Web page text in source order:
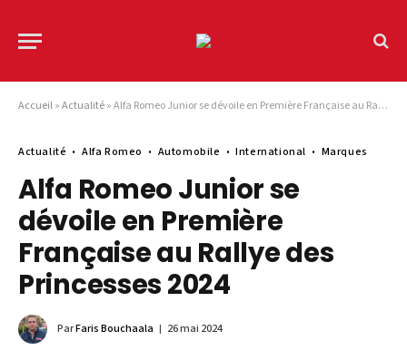
Accueil»Actualité»Alfa Romeo Junior se dévoile en Première Française au Rallye des Princesses 2024
Actualité Alfa Romeo Automobile International Marques
Alfa Romeo Junior se
dévoile en Première
Française au Rallye des
Princesses 2024
ParFaris Bouchaala 26 mai 2024